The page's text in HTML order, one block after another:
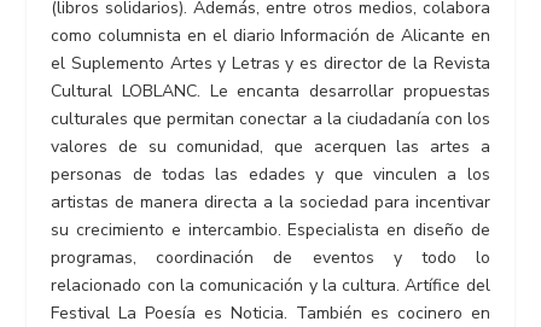
(libros solidarios). Además, entre otros medios, colabora
como columnista en el diario Información de Alicante en
el Suplemento Artes y Letras y es director de la Revista
Cultural LOBLANC. Le encanta desarrollar propuestas
culturales que permitan conectar a la ciudadanía con los
valores de su comunidad, que acerquen las artes a
personas de todas las edades y que vinculen a los
artistas de manera directa a la sociedad para incentivar
su crecimiento e intercambio. Especialista en diseño de
programas, coordinación de eventos y todo lo
relacionado con la comunicación y la cultura. Artífice del
Festival La Poesía es Noticia. También es cocinero en